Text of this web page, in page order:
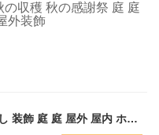
の収穫 秋の感謝祭 庭 庭
外装飾
Senmasine かかし 装飾 庭 庭 屋外 屋内 ホームデコレーション ピック用